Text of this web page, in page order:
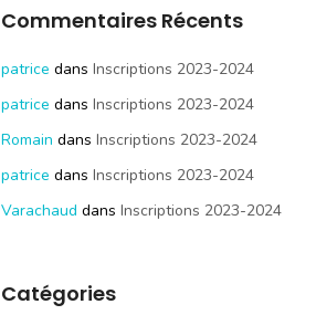
Commentaires Récents
patrice dans Inscriptions 2023-2024
patrice dans Inscriptions 2023-2024
Romain dans Inscriptions 2023-2024
patrice dans Inscriptions 2023-2024
Varachaud dans Inscriptions 2023-2024
Catégories